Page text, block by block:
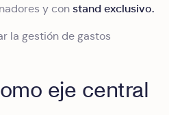
y con stand exclusivo.
la gestión de gastos
eje central